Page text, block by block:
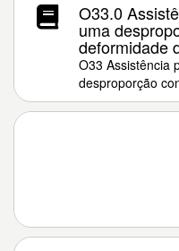
O33.0
uma
deformidade
O33 Assistência
desproporção